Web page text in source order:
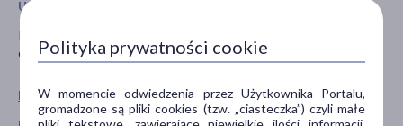
Pokaż wszystkie produkty NEUTRADERM
Uwagi
Produkt hipoalergiczny i bezzapachowy. Dostępny w
opakowaniach 200 ml i 400 ml. Do użytku zewnętrznego.
Polityka prywatności cookie
W momencie odwiedzenia przez Użytkownika Portalu,
gromadzone są pliki cookies (tzw. „ciasteczka”) czyli małe